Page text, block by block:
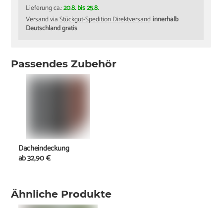
Lieferung ca.:20.8. bis 25.8.
Versand viaStückgut-Spedition Direktversandinnerhalb
Deutschland gratis
Ähnliche Produkte
Passendes Zubehör
Dacheindeckung
ab32,90 €